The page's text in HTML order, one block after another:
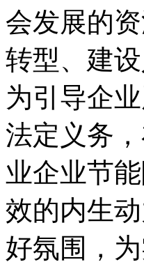
会发展的
转型、建
为引导企
法定义务
业企业节
效的内生
好氛围，